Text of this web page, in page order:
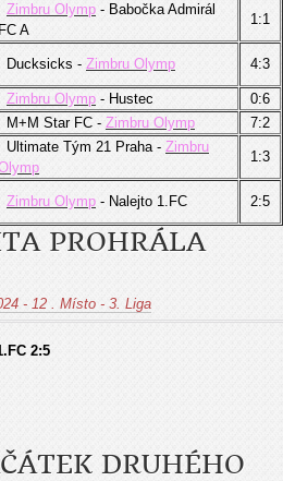
Zimbru Olymp - Babočka Admirál
FC A
1:1
Ducksicks - Zimbru Olymp 4:3
Zimbru Olymp - Hustec
0:6
M+M Star FC - Zimbru Olymp 7:2
Ultimate Tým 21 Praha - Zimbru
1:3
Zimbru Olymp - Nalejto 1.FC 2:5
PROHRÁLA
- 12 . Místo - 3. Liga
2:5
DRUHÉHO